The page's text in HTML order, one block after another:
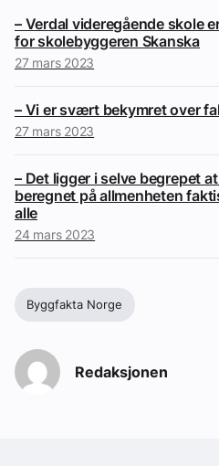
– Verdal videregående skole
for skolebyggeren Skanska
27 mars 2023
– Vi er svært bekymret over
27 mars 2023
– Det ligger i selve begrepet
beregnet på allmenheten
alle
24 mars 2023
Byggfakta Norge
Redaksjonen